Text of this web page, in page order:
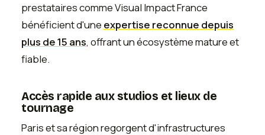
prestataires comme Visual Impact France
bénéficient d'une expertise reconnue depuis
plus de 15 ans, offrant un écosystème mature et
fiable.
Accès rapide aux studios et lieux de
tournage
Paris et sa région regorgent d'infrastructures